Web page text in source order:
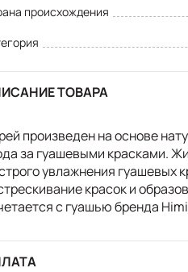
происхождения
ТОВАРА
произведен на основе
за гуашевыми красками.
увлажнения гуашевых
красок и
с гуашью бренда